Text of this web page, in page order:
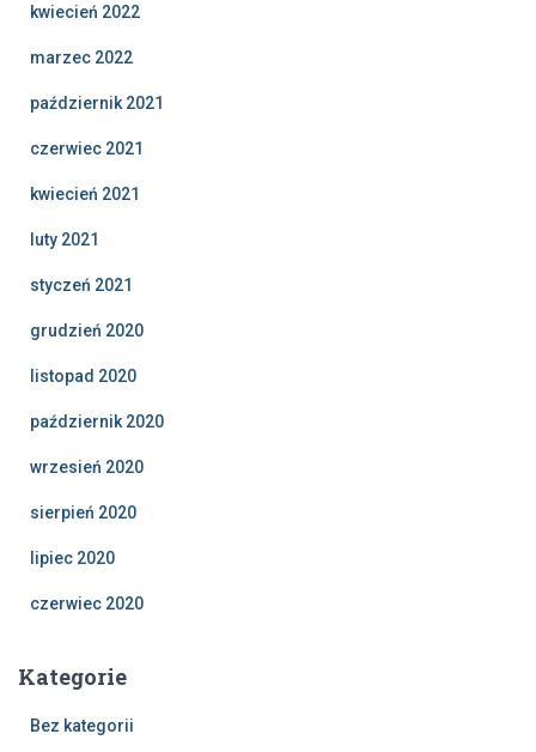
kwiecień 2022
marzec 2022
październik 2021
czerwiec 2021
kwiecień 2021
luty 2021
styczeń 2021
grudzień 2020
listopad 2020
październik 2020
wrzesień 2020
sierpień 2020
lipiec 2020
czerwiec 2020
Kategorie
Bez kategorii